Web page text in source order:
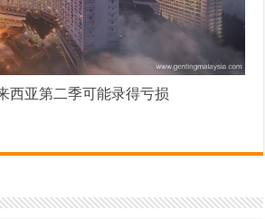
西亚第二季可能录得亏损